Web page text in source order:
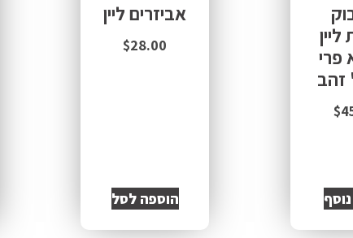
ליין
פרי
זהב
$
אביזרים ליין
$28.00
הוספה לסל